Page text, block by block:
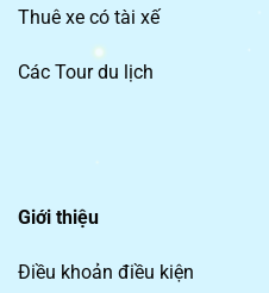
Thuê xe có tài xế
Các Tour du lịch
Giới thiệu
Điều khoản điều kiện